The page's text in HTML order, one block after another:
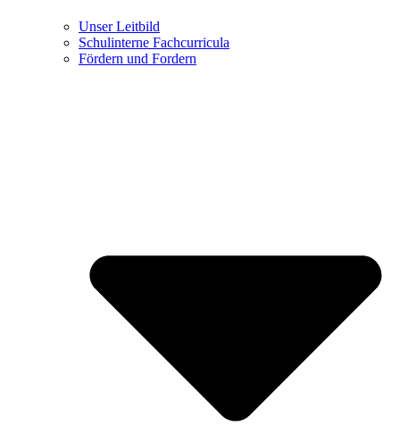
Unser Leitbild
Schulinterne Fachcurricula
Fördern und Fordern